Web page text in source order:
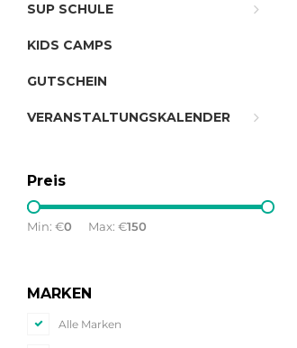
SUP SCHULE
KIDS CAMPS
GUTSCHEIN
VERANSTALTUNGSKALENDER
Preis
Min: €0 Max: €150
MARKEN
Alle Marken